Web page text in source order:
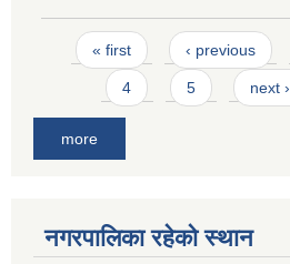
Pages
« first ‹ previous
4 5 next ›
more
नगरपालिका रहेको स्थान